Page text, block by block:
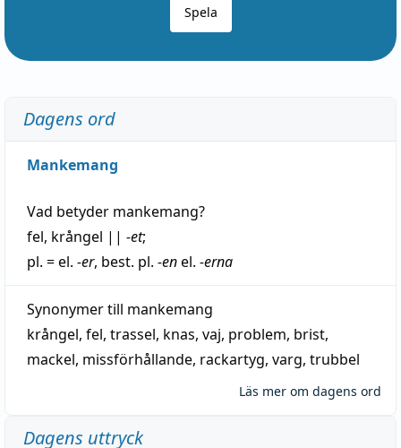
Spela
Dagens ord
Mankemang
Vad betyder mankemang?
fel, krångel || -et;
pl. = el. -er, best. pl. -enel. -erna
Synonymer till mankemang
krångel, fel, trassel, knas, vaj, problem, brist,
mackel, missförhållande, rackartyg, varg, trubbel
Läs mer om dagens ord
Dagens uttryck